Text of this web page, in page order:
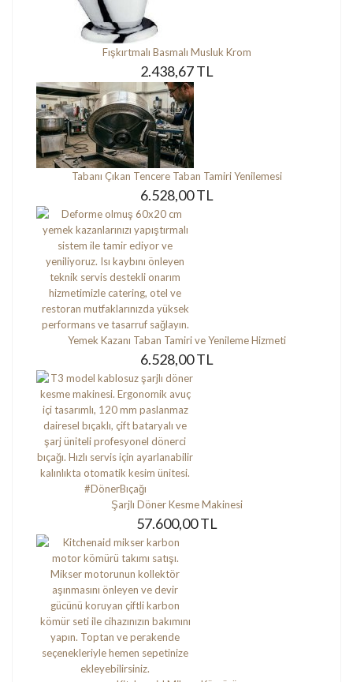
Fışkırtmalı Basmalı Musluk Krom
2.438,67 TL
Tabanı Çıkan Tencere Taban Tamiri Yenilemesi
6.528,00 TL
Yemek Kazanı Taban Tamiri ve Yenileme Hizmeti
6.528,00 TL
Şarjlı Döner Kesme Makinesi
57.600,00 TL